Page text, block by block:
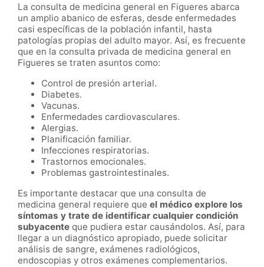
La consulta de medicina general en Figueres abarca
un amplio abanico de esferas, desde enfermedades
casi específicas de la población infantil, hasta
patologías propias del adulto mayor. Así, es frecuente
que en la consulta privada de medicina general en
Figueres se traten asuntos como:
Control de presión arterial.
Diabetes.
Vacunas.
Enfermedades cardiovasculares.
Alergias.
Planificación familiar.
Infecciones respiratorias.
Trastornos emocionales.
Problemas gastrointestinales.
Es importante destacar que una consulta de
medicina general requiere que el médico explore los
síntomas y trate de identificar cualquier condición
subyacente que pudiera estar causándolos. Así, para
llegar a un diagnóstico apropiado, puede solicitar
análisis de sangre, exámenes radiológicos,
endoscopias y otros exámenes complementarios.